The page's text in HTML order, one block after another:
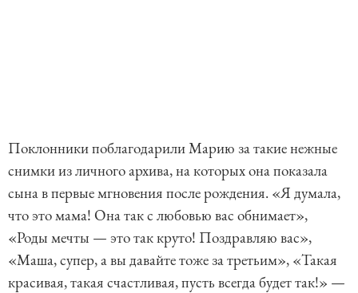
Поклонники поблагодарили Марию за такие нежные
снимки из личного архива, на которых она показала
сына в первые мгновения после рождения. «Я думала,
что это мама! Она так с любовью вас обнимает»,
«Роды мечты — это так круто! Поздравляю вас»,
«Маша, супер, а вы давайте тоже за третьим», «Такая
красивая, такая счастливая, пусть всегда будет так!» —